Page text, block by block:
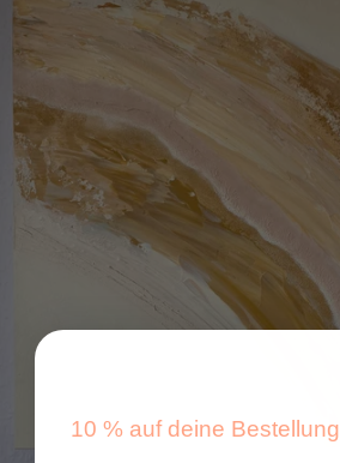
10 % auf deine Bestellung